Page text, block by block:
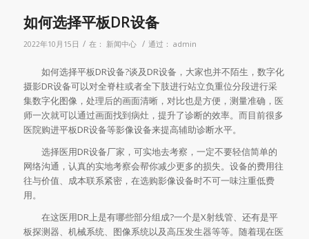
如何选择平板DR设备
2022年10月15日 / 在： 新闻中心 / 通过： admin
如何选择平板DR设备?谈及DR设备，大家也并不陌生，数字化
摄影DR设备可以对全脊柱或者全下肢进行站立负重位分段进行采
集数字化图像，处理后的画面清晰，对比也是方便，测量准确，医
师一次就可以通过画面找到病灶，提升了诊断的效率。而目前很多
医院购进平板DR设备等影像设备来提高辅助诊断水平。
选择医用DR设备厂家，可实地去考察，一定不要轻信简单的
网络沟通，认真的实地考察会帮你减少更多的损失。设备的费用往
往与价值、成本联系紧密，在选购影像设备时不可一味注重低费
用。
在这医用DR上是有哪些部分组成?一个是X射线管、还有是平
板探测器、机械系统、图像系统以及高压发生器等等。随着现在医